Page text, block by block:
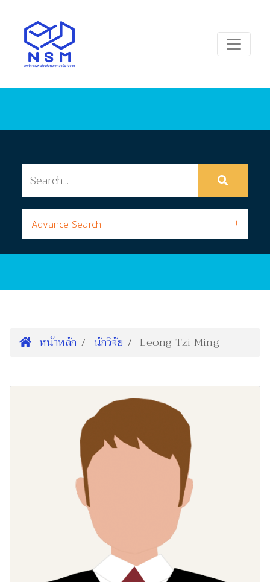
Advance Search
หน้าหลัก นักวิจัย Leong Tzi Ming